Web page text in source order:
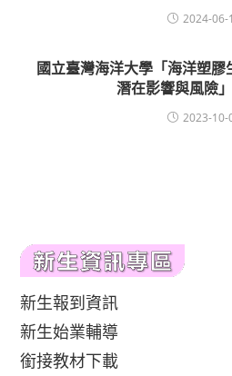
2024-06-
國立臺灣海洋大學「海洋塑
潛在影響與風險
2023-10-
新生報到資訊
新生始業輔導
銜接教材下載